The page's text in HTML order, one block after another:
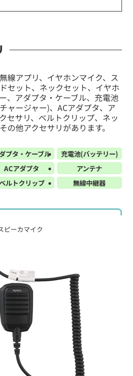
線アプリ、イヤホンマイク、ス
セット、ネックセット、イヤホ
、アダプタ・ケーブル、充電池
ャージャー)、ACアダプタ、ア
セサリ、ベルトクリップ、ネッ
の他アクセサリがあります。
プタ・ケーブル
充電池(バッテリー)
ACアダプタ
アンテナ
ルトクリップ
無線中継器
ピーカマイク